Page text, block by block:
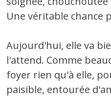
Une véritable chance
Aujourd'hui, elle va
l'attend. Comme
foyer rien qu'à elle,
paisible, entourée